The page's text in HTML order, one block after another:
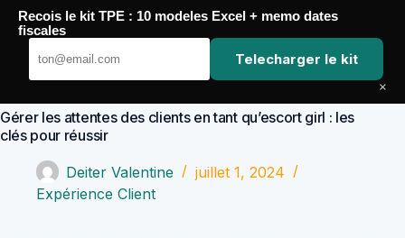
Passer
contenu
Comptabilité Job
Gérer les attentes des clients en tant qu’escort girl : les
clés pour réussir
Deiter Valentine
juillet 1, 2024
Expérience Client
Recois le kit TPE : 10 modeles Excel + memo dates
fiscales
Telecharger le kit
×